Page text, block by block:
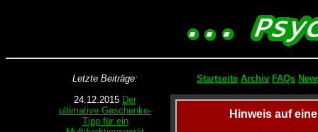
Letzte Beiträge:
24.12.2015 Der
ultimative Geschenke-
Tipp für ein
Startseite Archiv FAQs
Hinweis auf